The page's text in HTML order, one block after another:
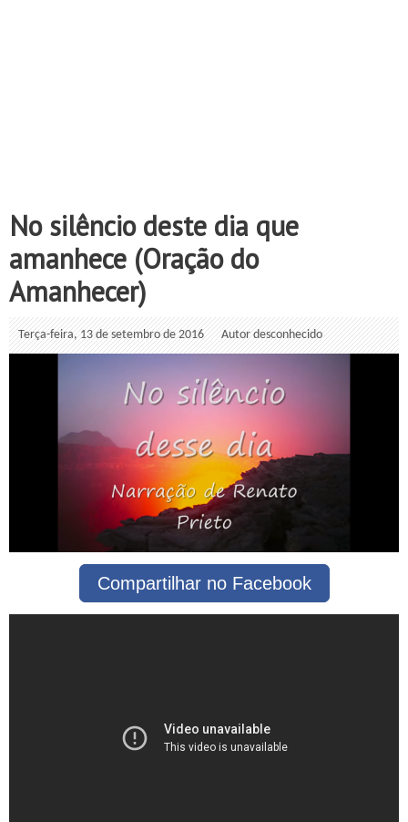
No silêncio deste dia que
amanhece (Oração do
Amanhecer)
Terça-feira, 13 de setembro de 2016 Autor desconhecido
Compartilhar no Facebook